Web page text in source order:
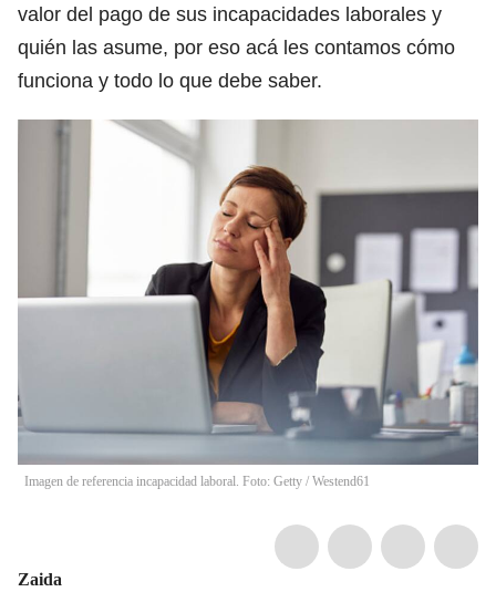
valor del pago de sus incapacidades laborales y
quién las asume, por eso acá les contamos cómo
funciona y todo lo que debe saber.
Imagen de referencia incapacidad laboral. Foto: Getty / Westend61
Zaida